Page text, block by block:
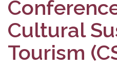
Cultural
Tourism